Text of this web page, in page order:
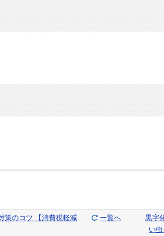
策のコツ 【消費税軽減
一覧へ
黒字
い